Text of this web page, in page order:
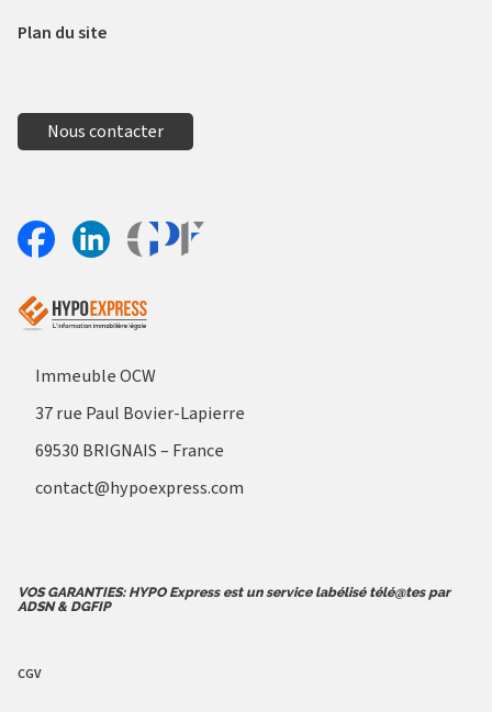
Plan du site
Nous contacter
Immeuble OCW
37 rue Paul Bovier-Lapierre
69530 BRIGNAIS – France
contact@hypoexpress.com
VOS GARANTIES: HYPO Express est un service labélisé télé@tes par
ADSN & DGFIP
CGV